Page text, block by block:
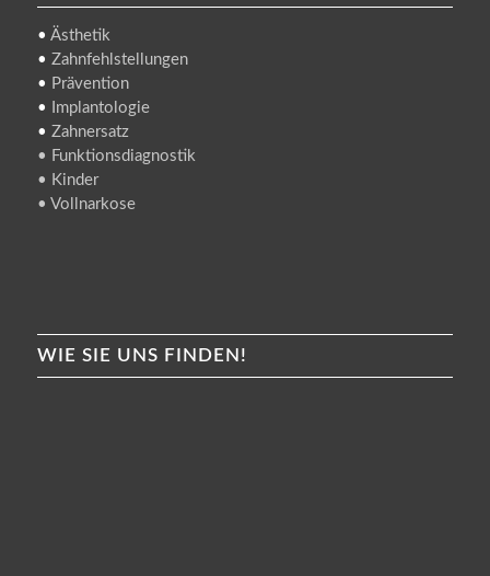
• Ästhetik
• Zahnfehlstellungen
• Prävention
•
Implantologie
• Zahnersatz
• Funktionsdiagnostik
• Kinder
• Vollnarkose
WIE SIE UNS FINDEN!